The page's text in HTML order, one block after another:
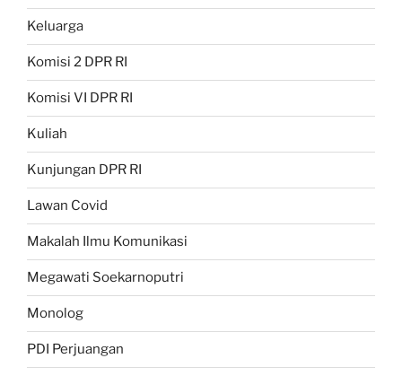
Keluarga
Komisi 2 DPR RI
Komisi VI DPR RI
Kuliah
Kunjungan DPR RI
Lawan Covid
Makalah Ilmu Komunikasi
Megawati Soekarnoputri
Monolog
PDI Perjuangan